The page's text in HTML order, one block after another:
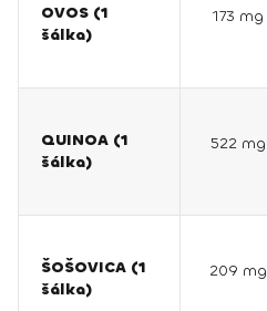
OVOS (1
šálka)
173 mg
QUINOA (1
šálka)
522 mg
ŠOŠOVICA (1
šálka)
209 mg